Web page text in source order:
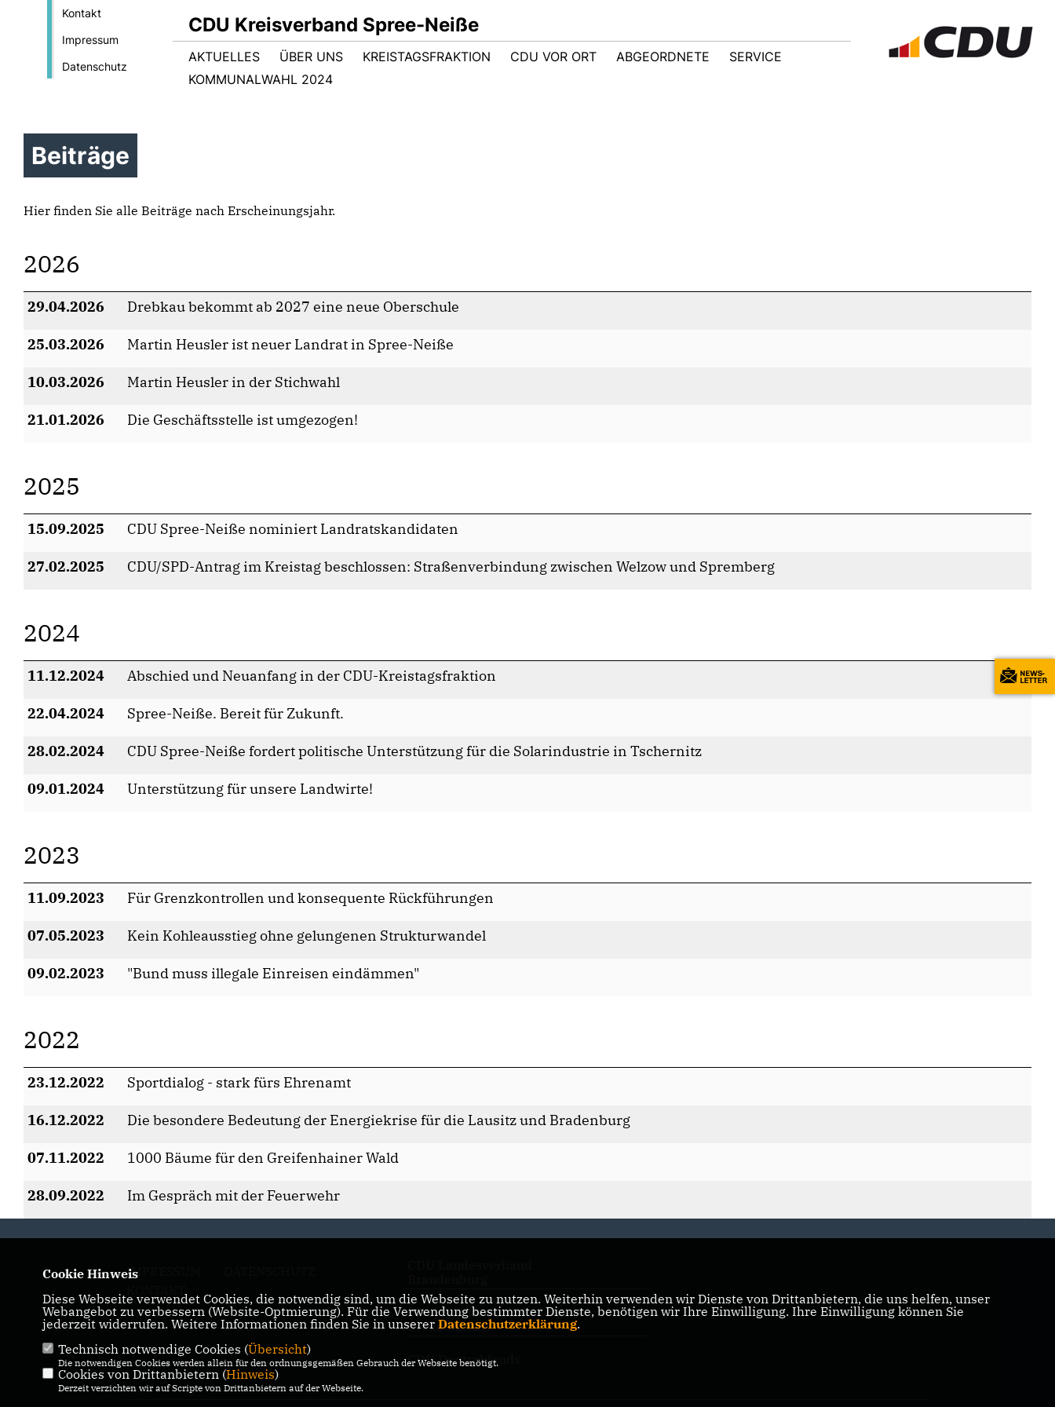
Kontakt
Impressum
Datenschutz
CDU Kreisverband Spree-Neiße
AKTUELLES ÜBER UNS KREISTAGSFRAKTION CDU VOR ORT ABGEORDNETE
SERVICE
KOMMUNALWAHL 2024
Beiträge
Hier finden Sie alle Beiträge nach Erscheinungsjahr.
2026
29.04.2026 Drebkau bekommt ab 2027 eine neue Oberschule
25.03.2026 Martin Heusler ist neuer Landrat in Spree-Neiße
10.03.2026 Martin Heusler in der Stichwahl
21.01.2026 Die Geschäftsstelle ist umgezogen!
2025
15.09.2025 CDU Spree-Neiße nominiert Landratskandidaten
27.02.2025 CDU/SPD-Antrag im Kreistag beschlossen: Straßenverbindung zwischen Welzow und Spremberg
2024
11.12.2024 Abschied und Neuanfang in der CDU-Kreistagsfraktion
22.04.2024 Spree-Neiße. Bereit für Zukunft.
28.02.2024 CDU Spree-Neiße fordert politische Unterstützung für die Solarindustrie in Tschernitz
09.01.2024 Unterstützung für unsere Landwirte!
2023
11.09.2023 Für Grenzkontrollen und konsequente Rückführungen
07.05.2023 Kein Kohleausstieg ohne gelungenen Strukturwandel
09.02.2023 "Bund muss illegale Einreisen eindämmen"
2022
23.12.2022 Sportdialog - stark fürs Ehrenamt
16.12.2022 Die besondere Bedeutung der Energiekrise für die Lausitz und Bradenburg
07.11.2022 1000 Bäume für den Greifenhainer Wald
28.09.2022 Im Gespräch mit der Feuerwehr
IMPRESSUM
KONTAKT
CDU-Fraktion im Landtag
Brandenburg
CDU Deutschlands
Cookie Hinweis
Diese Webseite verwendet Cookies, die notwendig sind, um die Webseite zu nutzen. Weiterhin verwenden wir Dienste von Drittanbietern, die uns helfen, unser
Webangebot zu verbessern (Website-Optmierung). Für die Verwendung bestimmter Dienste, benötigen wir Ihre Einwilligung. Ihre Einwilligung können Sie
jederzeit widerrufen. Weitere Informationen finden Sie in unserer Datenschutzerklärung.
Technisch notwendige Cookies (Übersicht)
Die notwendigen Cookies werden allein für den ordnungsgemäßen Gebrauch der Webseite benötigt.
Cookies von Drittanbietern (Hinweis)
Derzeit verzichten wir auf Scripte von Drittanbietern auf der Webseite.